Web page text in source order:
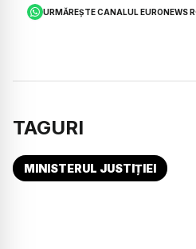
URMĂREȘTE CANALUL EURONEWS
TAGURI
MINISTERUL JUSTIȚIEI